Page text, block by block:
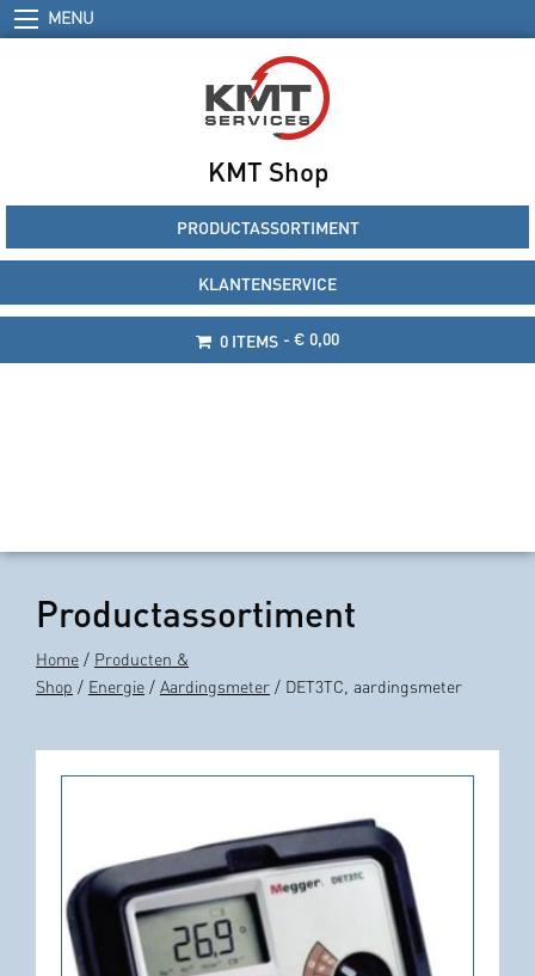
MENU
KMT Shop
PRODUCTASSORTIMENT
KLANTENSERVICE
0 ITEMS € 0,00
Productassortiment
Home / Producten &
Shop / Energie / Aardingsmeter / DET3TC, aardingsmeter